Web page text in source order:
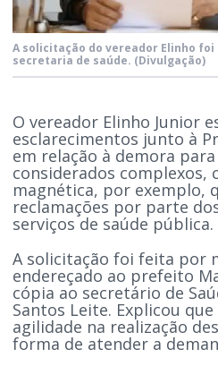
A solicitação do vereador Elinho
secretaria de saúde. (Divulgação)
O vereador Elinho Junior
esclarecimentos junto à
em relação à demora
considerados complexos,
magnética, por exemplo,
reclamações por parte
serviços de saúde pública.
A solicitação foi feita por
endereçado ao prefeito
cópia ao secretário de
Santos Leite. Explicou
agilidade na realização
forma de atender a